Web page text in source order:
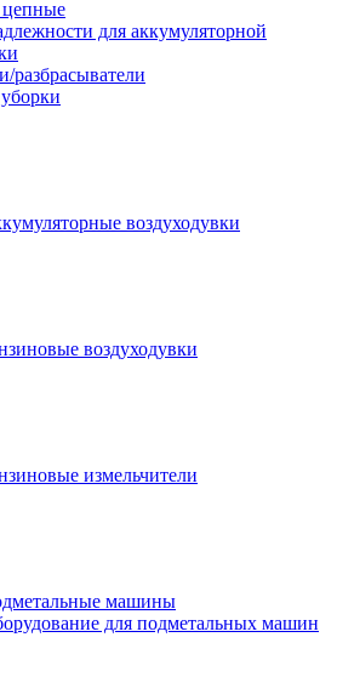
для аккумуляторной
разбрасыватели
воздуходувки
воздуходувки
измельчители
машины
для подметальных машин